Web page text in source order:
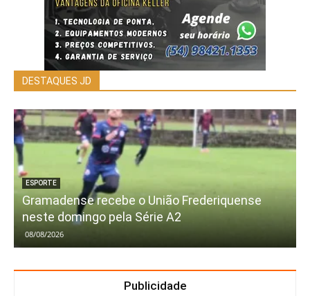
DESTAQUES JD
ESPORTE
Gramadense recebe o União Frederiquense
neste domingo pela Série A2
08/08/2026
Publicidade